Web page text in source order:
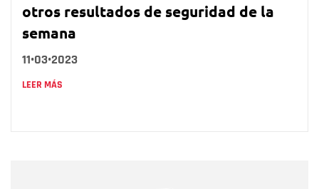
otros resultados de seguridad de la
semana
11•03•2023
LEER MÁS